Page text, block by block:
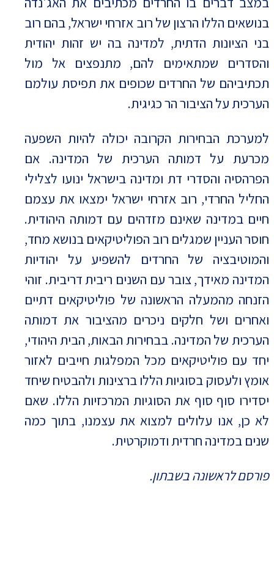
בנושאים הללו הרצון של רוב אזרחי ישראל, בהם רוב
בני הציונות הדתית, למדינה בה יש זהות יהודית
והסדרים שמתאימים להם, מתנפצים אל מול
תכתיביהם של החרדים שכופים את תפיסת עולמם
הערכית על הציבור הר כגיגית.
למערכת הבחירות הקרובה יכולה להיות השפעה
מכרעת על דמותה הערכית של המדינה. אם
הפרהסיה והסדרי דת ומדינה בישראל ינועו לצלילי
החליל החרדי, רוב אזרחי ישראל ימצאו את עצמם
חיים במדינה שאינם מזדהים עם דמותה היהודית.
חוסר העניין שמגלים רוב הפוליטיקאים בנושא מחד,
והמוטיבציה של החרדים להשפיע על יהודיות
המדינה מאידך, צובר עם השנים ריבית דריבית. זוהי
הזנחה מהמעלה הראשונה של פוליטיקאים דתיים
ואחרים ושל חלקים ניכרים מהציבור את דמותה
הערכית של המדינה. בבחירות הבאות, הבית היהודי,
יחד עם פוליטיקאים מכל המפלגות חייבים לאזור
אומץ ולעסוק בסוגיות הללו ברצינות ולהבטיח שיחד
יסדירו סוף סוף את הסוגיות המרכזיות הללו. שאם
לא כן, אנו עלולים למצוא את עצמנו, בתוך כמה
שנים במדינה חרדית ודמוקרטית.
פורסם לראשונה בשבתון.